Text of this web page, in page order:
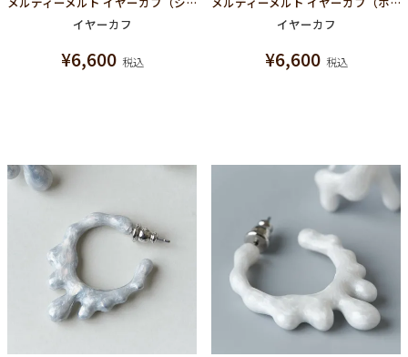
イヤーカフ
¥6,600 税込
イヤーカフ
¥6,600 税込